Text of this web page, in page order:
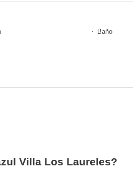
Baño
Villa Los Laureles?